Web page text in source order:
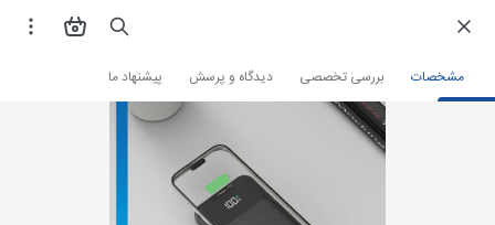
مشخصات بررسی تخصصی دیدگاه و پرسش پیشنهاد ما فروشگاه اینترنتی لوازم جانبی و قطعات موبایل پاوربانک پاوربانک گرین لاین